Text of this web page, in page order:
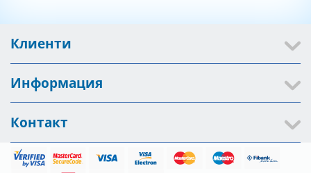
Клиенти
Информация
Контакт